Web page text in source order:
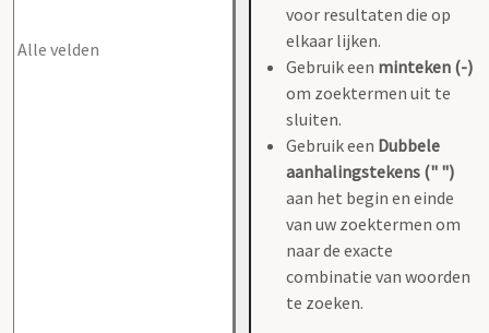
voor resultaten die op
elkaar lijken.
Gebruik een minteken (-)
om zoektermen uit te
sluiten.
Gebruik een Dubbele
aanhalingstekens (" ")
aan het begin en einde
van uw zoektermen om
naar de exacte
combinatie van woorden
te zoeken.